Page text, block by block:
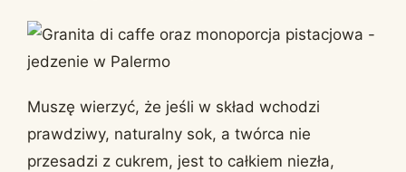
Muszę wierzyć, że jeśli w skład wchodzi
prawdziwy, naturalny sok, a twórca nie
przesadzi z cukrem, jest to całkiem niezła,